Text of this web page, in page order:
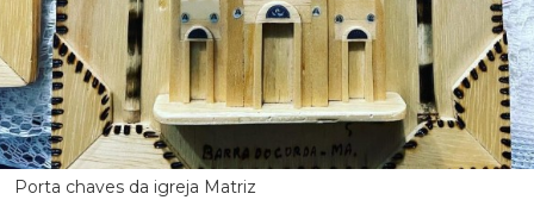
Porta chaves da igreja Matriz